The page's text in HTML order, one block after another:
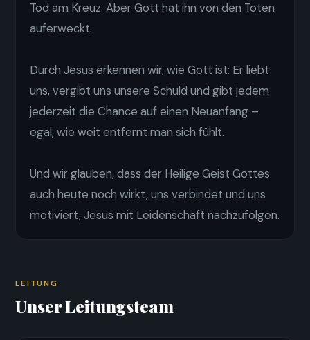
Tod am Kreuz. Aber Gott hat ihn von den Toten
auferweckt.
Durch Jesus erkennen wir, wie Gott ist: Er liebt
uns, vergibt uns unsere Schuld und gibt jedem
jederzeit die Chance auf einen Neuanfang –
egal, wie weit entfernt man sich fühlt.
Und wir glauben, dass der Heilige Geist Gottes
auch heute noch wirkt, uns verbindet und uns
motiviert, Jesus mit Leidenschaft nachzufolgen.
LEITUNG
Unser Leitungsteam